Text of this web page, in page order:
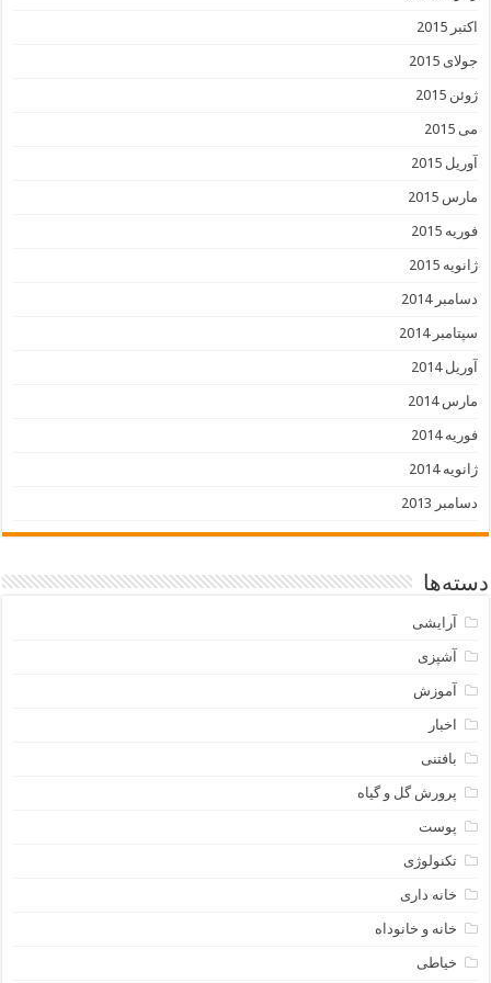
اکتبر 2015
جولای 2015
ژوئن 2015
می 2015
آوریل 2015
مارس 2015
فوریه 2015
ژانویه 2015
دسامبر 2014
سپتامبر 2014
آوریل 2014
مارس 2014
فوریه 2014
ژانویه 2014
دسامبر 2013
دسته‌ها
آرایشی
آشپزی
آموزش
اخبار
بافتنی
پرورش گل و گیاه
پوست
تکنولوژی
خانه داری
خانه و خانوداه
خیاطی